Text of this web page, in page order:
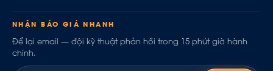
NHẬN BÁO GIÁ NHANH
Để lại email — đội kỹ thuật phản hồi trong 15 phút giờ hành
chính.